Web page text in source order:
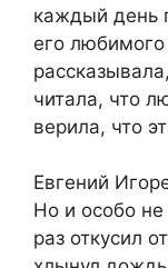
каждый день
его любимого
читала, что
верила, что
Евгений
Но и особо
раз откусил